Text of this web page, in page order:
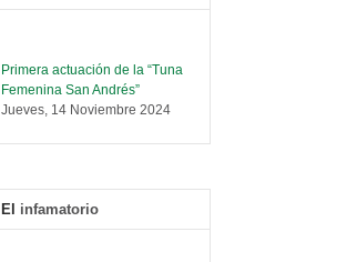
Primera actuación de la “Tuna
Femenina San Andrés”
Jueves, 14 Noviembre 2024
Leer Más...
tráfico de personas
El infamatorio